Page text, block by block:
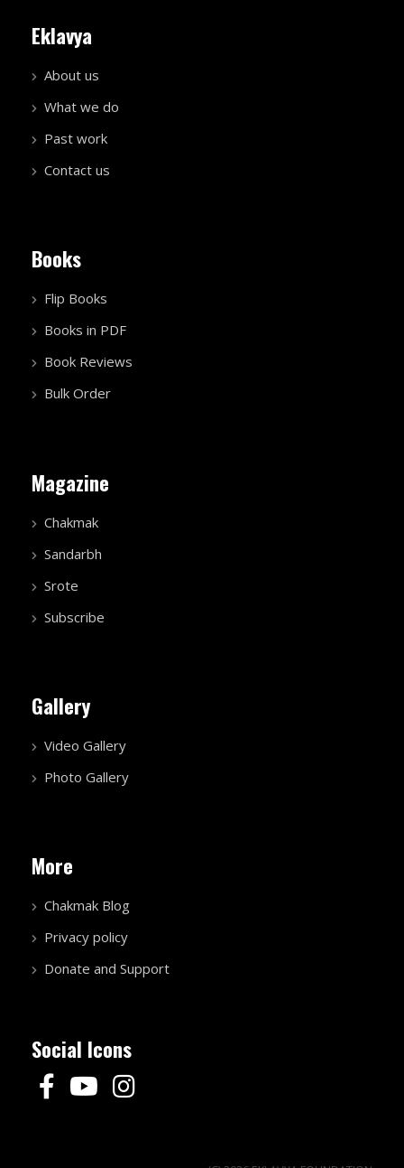
Eklavya
About us
What we do
Past work
Contact us
Books
Flip Books
Books in PDF
Book Reviews
Bulk Order
Magazine
Chakmak
Sandarbh
Srote
Subscribe
Gallery
Video Gallery
Photo Gallery
More
Chakmak Blog
Privacy policy
Donate and Support
Social Icons